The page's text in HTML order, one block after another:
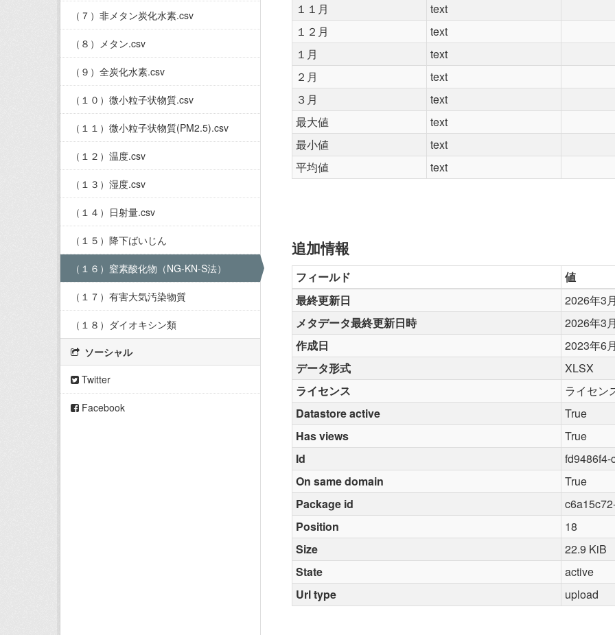
（７）非メタン炭化水素.csv
（８）メタン.csv
（９）全炭化水素.csv
（１０）微小粒子状物質.csv
（１１）微小粒子状物質(PM2.5).csv
（１２）温度.csv
（１３）湿度.csv
（１４）日射量.csv
（１５）降下ばいじん
（１６）窒素酸化物（NG-KN-S法）
（１７）有害大気汚染物質
（１８）ダイオキシン類
ソーシャル
Twitter
Facebook
１１月
text
１２月
text
１月
text
２月
text
３月
text
最大値
text
最小値
text
平均値
text
追加情報
フィールド
値
最終更新日
2026年3
メタデータ最終更新日時
2026年3
作成日
2023年6
データ形式
XLSX
ライセンス
ライセン
Datastore active
True
Has views
True
Id
fd9486f4-
On same domain
True
Package id
Position
18
Size
22.9 KiB
State
active
Url type
upload